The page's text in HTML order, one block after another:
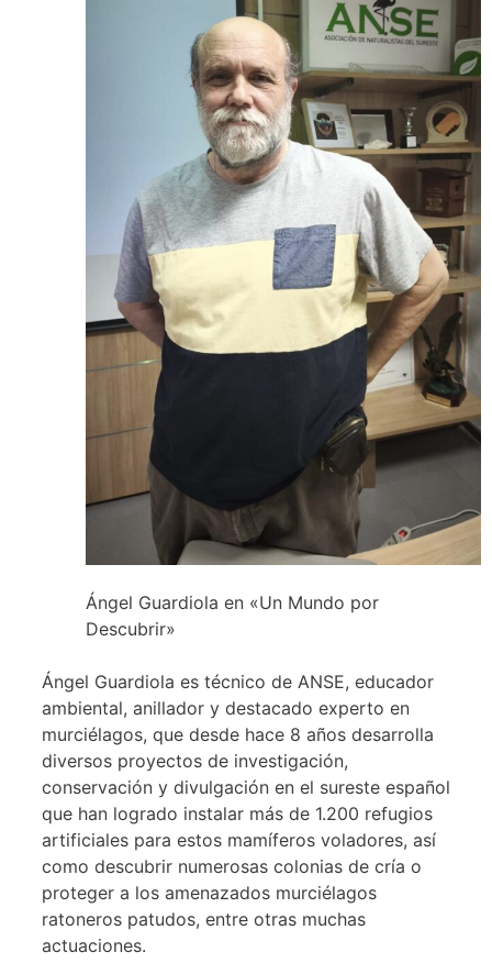
Ángel Guardiola en «Un Mundo por
Descubrir»
Ángel Guardiola es técnico de ANSE, educador
ambiental, anillador y destacado experto en
murciélagos, que desde hace 8 años desarrolla
diversos proyectos de investigación,
conservación y divulgación en el sureste español
que han logrado instalar más de 1.200 refugios
artificiales para estos mamíferos voladores, así
como descubrir numerosas colonias de cría o
proteger a los amenazados murciélagos
ratoneros patudos, entre otras muchas
actuaciones.